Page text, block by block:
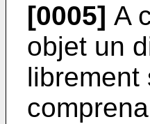
[0005] A
objet un
librement